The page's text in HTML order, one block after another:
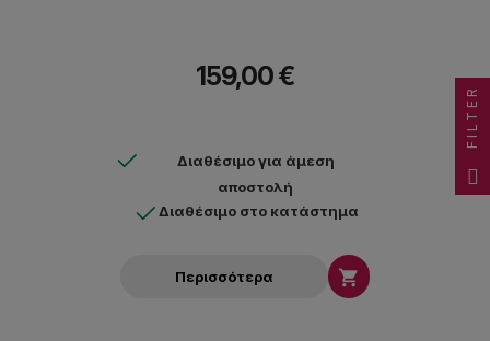
159,00 €
Διαθέσιμο για άμεση
αποστολή
Διαθέσιμο στο κατάστημα
Περισσότερα 
FILTER